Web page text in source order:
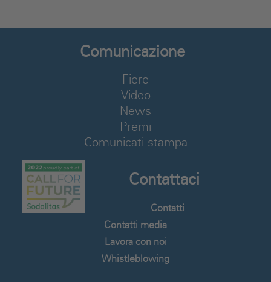
Comunicazione
Fiere
Video
News
Premi
Comunicati stampa
Contattaci
Contatti
Contatti media
Lavora con noi
Whistleblowing